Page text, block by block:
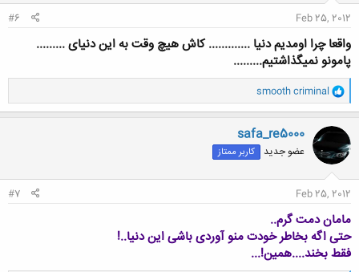
Feb 25, 2012
#6
واقعا چرا اومدیم دنیا ............. کاش هیچ وقت به این دنیای .........
پامونو نمیگذاشتیم.........
و
ا
ک
ن
ش
ه
ا
smooth criminal
safa_re5000
عضو جدید کاربر ممتاز
Feb 25, 2012
#7
مامان دمت گرم..
حتی اگه بخاطر خودت منو آوردی باشی این دنیا..!
فقط بخند....همین!...